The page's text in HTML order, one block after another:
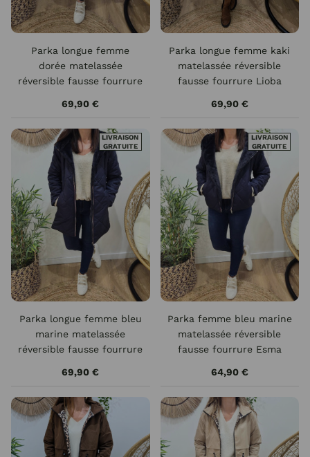
Parka longue femme
dorée matelassée
réversible fausse fourrure
69,90 €
Parka longue femme kaki
matelassée réversible
fausse fourrure Lioba
69,90 €
LIVRAISON
GRATUITE
Parka longue femme bleu
marine matelassée
réversible fausse fourrure
69,90 €
LIVRAISON
GRATUITE
Parka femme bleu marine
matelassée réversible
fausse fourrure Esma
64,90 €